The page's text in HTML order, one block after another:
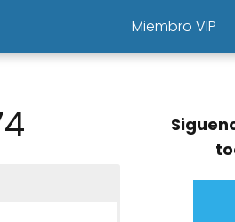
Miembro VIP